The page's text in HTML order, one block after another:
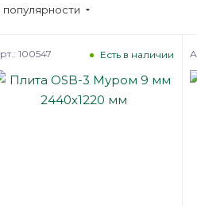
Есть в наличии
100547